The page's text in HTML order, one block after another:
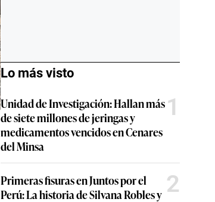
Lo más visto
Unidad de Investigación: Hallan más
de siete millones de jeringas y
medicamentos vencidos en Cenares
del Minsa
1
Primeras fisuras en Juntos por el
Perú: La historia de Silvana Robles y 2